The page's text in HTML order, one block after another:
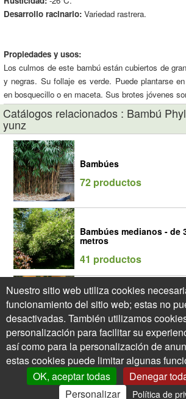
Desarrollo racinario: Variedad rastrera.
Propiedades y usos:
Los culmos de este bambú están cubiertos de
y negras. Su follaje es verde. Puede plantarse
en bosquecillo o en maceta. Sus brotes jóvenes
Catálogos relacionados : Bambú
yunz
Bambúes
72 productos
Bambúes medianos - de
metros
41 productos
Bambúes Phyllostachys
27 productos
Nuestro sitio web utiliza cookies
funcionamiento del sitio web; estas no
desactivadas. También utilizamos
personalización para facilitar su
así como para la personalización de
estas cookies puede limitar algunas
OK, aceptar todas
Denegar
Personalizar
Política de